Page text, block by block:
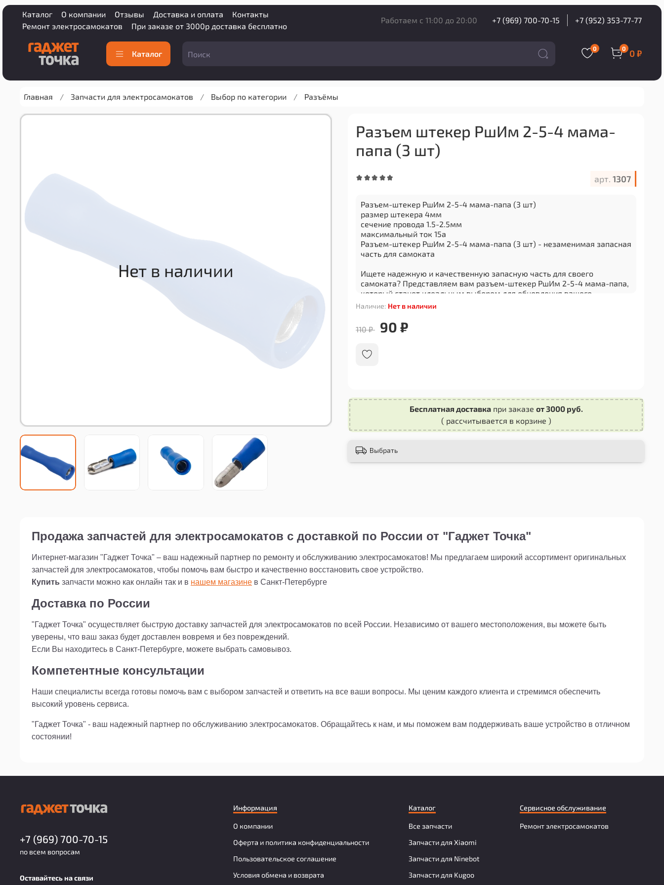
Каталог О компании Отзывы Доставка и оплата
Контакты
Ремонт электросамокатов
При заказе от 3000р доставка бесплатно
Работаем с 11:00 до 20:00 +7 (969) 700-70-15 +7 (952) 353-77-77
Каталог
0 0 0 ₽
Главная Запчасти для электросамокатов Выбор по категории Разъёмы
арт. 1307
Наличие: Нет в наличии
Разъем штекер РшИм 2-5-4 мама-
папа (3 шт)
110 ₽ 90 ₽
Разъем-штекер РшИм 2-5-4 мама-папа (3 шт)
размер штекера 4мм
сечение провода 1.5-2.5мм
максимальный ток 15а
Разъем-штекер РшИм 2-5-4 мама-папа (3 шт) - незаменимая запасная
часть для самоката
Ищете надежную и качественную запасную часть для своего
самоката? Представляем вам разъем-штекер РшИм 2-5-4 мама-папа,
который станет идеальным выбором для обновления вашего
транспортного средства.
Этот разъем-штекер обладает высокой прочностью и долговечностью,
что гарантирует его долгий срок службы. Он изготовлен из
соединение и защиту от коррозии. Благодаря этому, вы можете быть
необходимости замены. Это особенно полезно при длительных
поездках или активном использовании самоката.
Категория: Запасная часть для самоката
Не откладывайте замену разъема-штекера на потом! Приобретите
разъем-штекер РшИм 2-5-4 мама-папа (3 шт) прямо сейчас и обновите
Бесплатная доставкапри заказе от 3000 руб.
( рассчитывается в корзине )
Выбрать
Продажа запчастей для электросамокатов с доставкой по России от "Гаджет Точка"
Интернет-магазин "Гаджет Точка" – ваш надежный партнер по ремонту и обслуживанию электросамокатов! Мы предлагаем широкий ассортимент оригинальных
запчастей для электросамокатов, чтобы помочь вам быстро и качественно восстановить свое устройство.
Купить запчасти можно как онлайн так и в нашем магазине в Санкт-Петербурге
Доставка по России
"Гаджет Точка" осуществляет быструю доставку запчастей для электросамокатов по всей России. Независимо от вашего местоположения, вы можете быть
уверены, что ваш заказ будет доставлен вовремя и без повреждений.
Если Вы находитесь в Санкт-Петербурге, можете выбрать самовывоз.
Компетентные консультации
Наши специалисты всегда готовы помочь вам с выбором запчастей и ответить на все ваши вопросы. Мы ценим каждого клиента и стремимся обеспечить
высокий уровень сервиса.
"Гаджет Точка" - ваш надежный партнер по обслуживанию электросамокатов. Обращайтесь к нам, и мы поможем вам поддерживать ваше устройство в отличном
состоянии!
Информация
О компании
Оферта и политика конфиденциальности
Пользовательское соглашение
Условия обмена и возврата
Каталог
Все запчасти
Запчасти для Xiaomi
Запчасти для Ninebot
Запчасти для Kugoo
Сервисное обслуживание
Ремонт электросамокатов
+7 (969) 700-70-15
по всем вопросам
Оставайтесь на связи